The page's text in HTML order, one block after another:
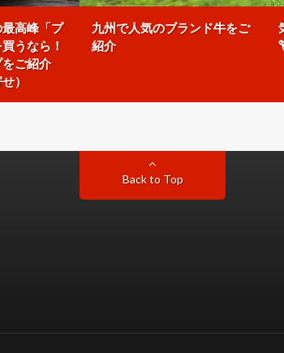
高峰「プ
うなら！
ご紹介
）
九州で人気のブランド牛をご
紹介
Back to Top